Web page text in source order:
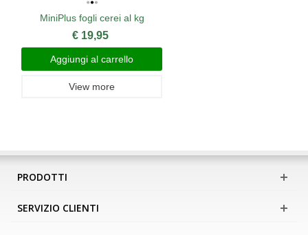
MiniPlus fogli cerei al kg
€ 19,95
Aggiungi al carrello
View more
PRODOTTI
SERVIZIO CLIENTI